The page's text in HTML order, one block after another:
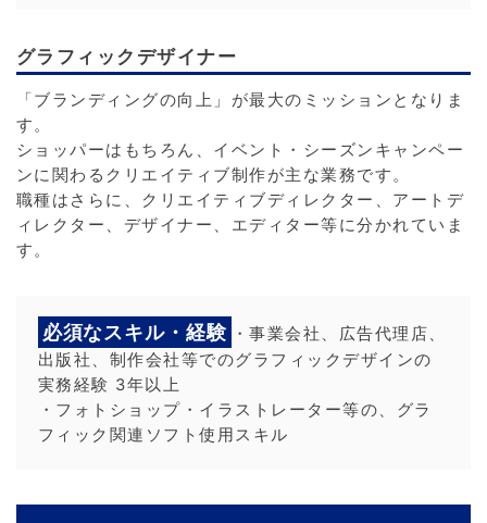
グラフィックデザイナー
「ブランディングの向上」が最大のミッションとなりま
す。
ショッパーはもちろん、イベント・シーズンキャンペー
ンに関わるクリエイティブ制作が主な業務です。
職種はさらに、クリエイティブディレクター、アートデ
ィレクター、デザイナー、エディター等に分かれていま
す。
必須なスキル・経験
・事業会社、広告代理店、
出版社、制作会社等でのグラフィックデザインの
実務経験 3年以上
・フォトショップ・イラストレーター等の、グラ
フィック関連ソフト使用スキル